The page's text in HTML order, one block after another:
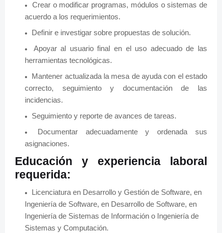
Crear o modificar programas, módulos o sistemas de
acuerdo a los requerimientos.
Definir e investigar sobre propuestas de solución.
Apoyar al usuario final en el uso adecuado de las
herramientas tecnológicas.
Mantener actualizada la mesa de ayuda con el estado
correcto, seguimiento y documentación de las
incidencias.
Seguimiento y reporte de avances de tareas.
Documentar adecuadamente y ordenada sus
asignaciones.
Educación y experiencia laboral
requerida:
Licenciatura en Desarrollo y Gestión de Software, en
Ingeniería de Software, en Desarrollo de Software, en
Ingeniería de Sistemas de Información o Ingeniería de
Sistemas y Computación.